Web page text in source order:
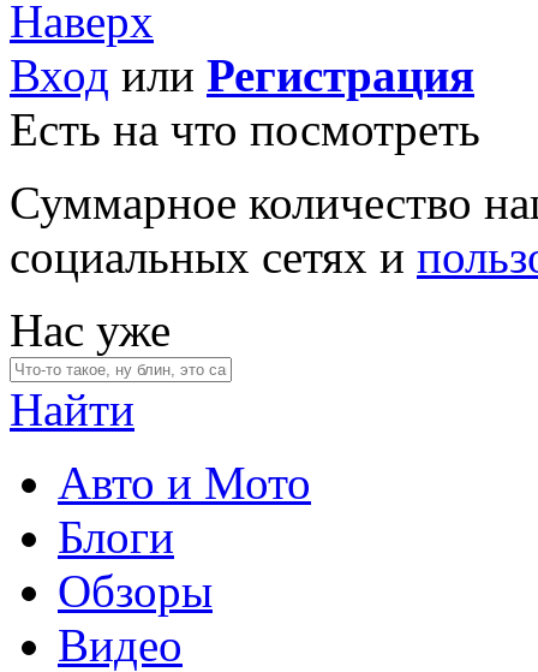
Наверх
Вход или Регистрация
Есть на что посмотреть
Суммарное количество
социальных сетях и
Нас уже
Найти
Авто и Мото
Блоги
Обзоры
Видео